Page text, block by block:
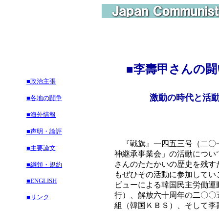
■政治主張
■各地の闘争
■海外情報
■声明・論評
■主要論文
■綱領・規約
■ENGLISH
■リンク
■李壽甲さんの
激動の時代と活
『戦旗』一四五三号（二〇
神継承事業会」の活動につ
さんのたたかいの歴史を残
もぜひその活動に参加して
ビューによる韓国民主労働
行）、解放六十周年の二〇
組（韓国ＫＢＳ）、そして